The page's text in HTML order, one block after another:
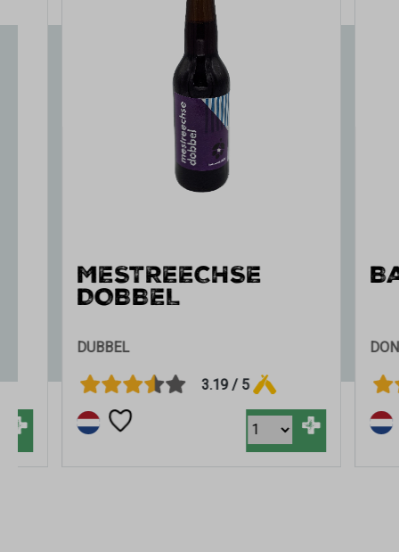
MESTREECHSE
DOBBEL
DUBBEL
3.19 / 5
+
BAM
DONKER